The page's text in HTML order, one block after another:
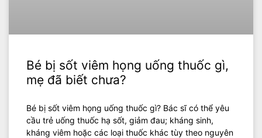
Bé bị sốt viêm họng uống thuốc gì,
mẹ đã biết chưa?
Bé bị sốt viêm họng uống thuốc gì? Bác sĩ có thể yêu
cầu trẻ uống thuốc hạ sốt, giảm đau; kháng sinh,
kháng viêm hoặc các loại thuốc khác tùy theo nguyên